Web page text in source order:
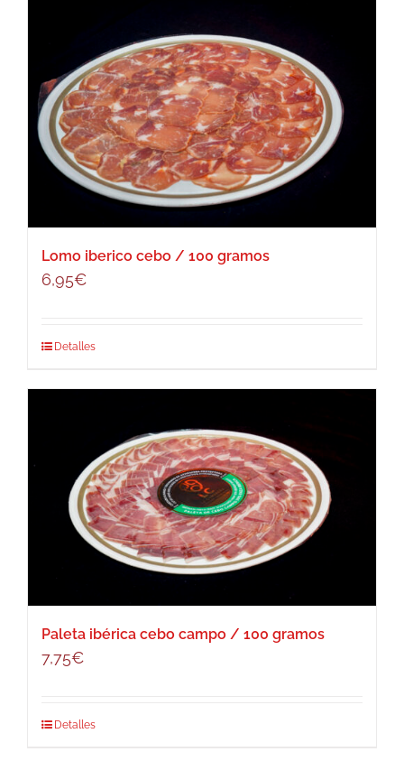
Lomo iberico cebo / 100 gramos
6,95€
Detalles
Paleta ibérica cebo campo / 100 gramos
7,75€
Detalles